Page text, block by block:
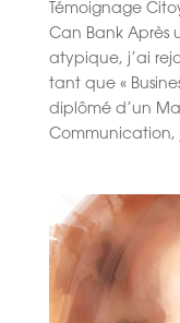
Témoignage
Can Bank Après
atypique, j’ai
tant que «
diplômé d’un
Communication,